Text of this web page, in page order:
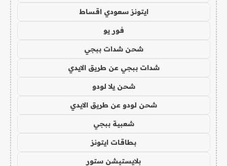
ايتونز سعودي اقساط
فور يو
شحن شدات ببجي
شدات ببجي عن طريق الايدي
شحن يلا لودو
شحن لودو عن طريق الايدي
شعبية ببجي
بطاقات ايتونز
بلايستيشن ستور